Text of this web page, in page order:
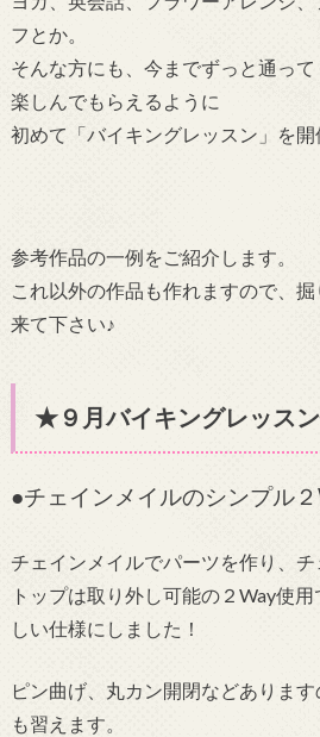
フとか。
そんな方にも、今までずっと通っ
楽しんでもらえるように
初めて「バイキングレッスン」を開
参考作品の一例をご紹介します。
これ以外の作品も作れますので、
来て下さい♪
★９月バイキングレッス
●チェインメイルのシンプル
チェインメイルでパーツを作り、チ
トップは取り外し可能の２Way使
しい仕様にしました！
ピン曲げ、丸カン開閉などありま
も習えます。